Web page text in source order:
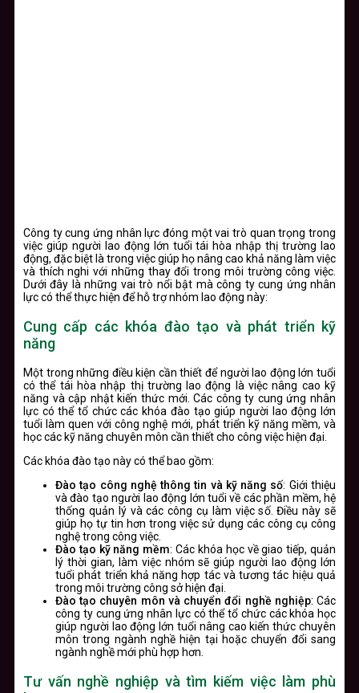
Công ty cung ứng nhân lực đóng một vai trò quan trọng trong
việc giúp người lao động lớn tuổi tái hòa nhập thị trường lao
động, đặc biệt là trong việc giúp họ nâng cao khả năng làm việc
và thích nghi với những thay đổi trong môi trường công việc.
Dưới đây là những vai trò nổi bật mà công ty cung ứng nhân
lực có thể thực hiện để hỗ trợ nhóm lao động này:
Cung cấp các khóa đào tạo và phát triển kỹ
năng
Một trong những điều kiện cần thiết để người lao động lớn tuổi
có thể tái hòa nhập thị trường lao động là việc nâng cao kỹ
năng và cập nhật kiến thức mới. Các công ty cung ứng nhân
lực có thể tổ chức các khóa đào tạo giúp người lao động lớn
tuổi làm quen với công nghệ mới, phát triển kỹ năng mềm, và
học các kỹ năng chuyên môn cần thiết cho công việc hiện đại.
Các khóa đào tạo này có thể bao gồm:
Đào tạo công nghệ thông tin và kỹ năng số: Giới thiệu
và đào tạo người lao động lớn tuổi về các phần mềm, hệ
thống quản lý và các công cụ làm việc số. Điều này sẽ
giúp họ tự tin hơn trong việc sử dụng các công cụ công
nghệ trong công việc.
Đào tạo kỹ năng mềm: Các khóa học về giao tiếp, quản
lý thời gian, làm việc nhóm sẽ giúp người lao động lớn
tuổi phát triển khả năng hợp tác và tương tác hiệu quả
trong môi trường công sở hiện đại.
Đào tạo chuyên môn và chuyển đổi nghề nghiệp: Các
công ty cung ứng nhân lực có thể tổ chức các khóa học
giúp người lao động lớn tuổi nâng cao kiến thức chuyên
môn trong ngành nghề hiện tại hoặc chuyển đổi sang
ngành nghề mới phù hợp hơn.
Tư vấn nghề nghiệp và tìm kiếm việc làm phù